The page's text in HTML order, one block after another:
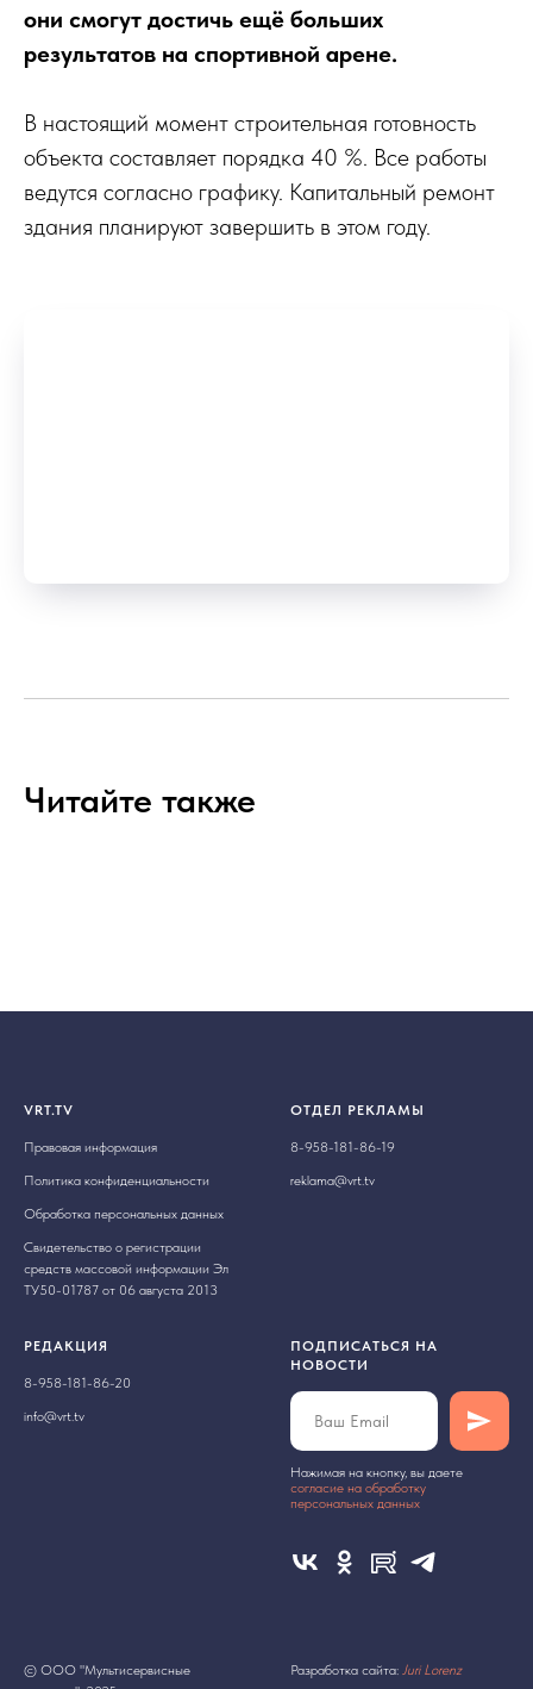
они смогут достичь ещё больших
результатов на спортивной арене.
В настоящий момент строительная готовность
объекта составляет порядка 40 %. Все работы
ведутся согласно графику. Капитальный ремонт
здания планируют завершить в этом году.
Читайте также
VRT.TV
Правовая информация
Политика конфиденциальности
Обработка персональных данных
Свидетельство о регистрации
средств массовой информации Эл
ТУ50-01787 от 06 августа 2013
ОТДЕЛ РЕКЛАМЫ
8-958-181-86-19
reklama@vrt.tv
РЕДАКЦИЯ
8-958-181-86-20
info@vrt.tv
ПОДПИСАТЬСЯ НА
НОВОСТИ
Нажимая на кнопку, вы даете
cогласие на обработку
персональных данных
© ООО "Мультисервисные
Разработка сайта: Juri Lorenz